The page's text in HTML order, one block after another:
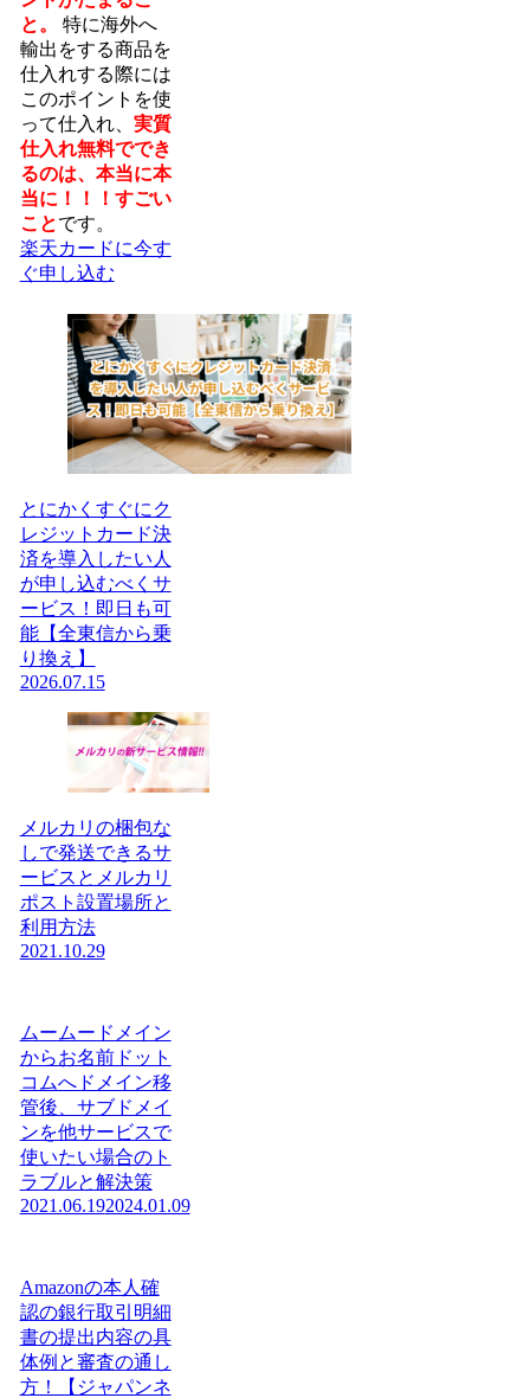
と。
特に海外へ
輸出をする商品を
仕入れする際には
このポイントを使
って仕入れ、 実質
仕入れ無料ででき
るのは、本当に本
当に！！！すごい
ことです。
楽天カードに今す
ぐ申し込む
とにかくすぐにク
レジットカード決
済を導入したい人
が申し込むべくサ
ービス！即日も可
能【全東信から乗
り換え】
2026.07.15
メルカリの梱包な
しで発送できるサ
ービスとメルカリ
ポスト設置場所と
利用方法
2021.10.29
ムームードメイン
からお名前ドット
コムへドメイン移
管後、サブドメイ
ンを他サービスで
使いたい場合のト
ラブルと解決策
2021.06.192024.01.09
Amazonの本人確
認の銀行取引明細
書の提出内容の具
体例と審査の通し
方！【ジャパンネ